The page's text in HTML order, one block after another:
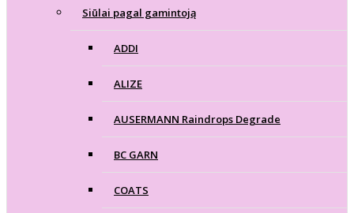
Siūlai pagal gamintoją
ADDI
ALIZE
AUSERMANN Raindrops Degrade
BC GARN
COATS